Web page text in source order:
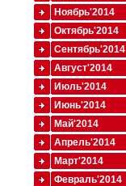
Ноябрь'2014
Октябрь'2014
Сентябрь'2014
Август'2014
Июль'2014
Июнь'2014
Май'2014
Апрель'2014
Март'2014
Февраль'2014